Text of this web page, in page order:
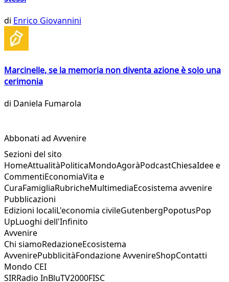
di Enrico Giovannini
Marcinelle, se la memoria non diventa azione è solo una
cerimonia
di Daniela Fumarola
Abbonati ad Avvenire
Sezioni del sito
HomeAttualitàPoliticaMondoAgoràPodcastChiesaIdee e
CommentiEconomiaVita e
CuraFamigliaRubricheMultimediaEcosistema avvenire
Pubblicazioni
Edizioni localiL'economia civileGutenbergPopotusPop
UpLuoghi dell'Infinito
Avvenire
Chi siamoRedazioneEcosistema
AvvenirePubblicitàFondazione AvvenireShopContatti
Mondo CEI
SIRRadio InBluTV2000FISC